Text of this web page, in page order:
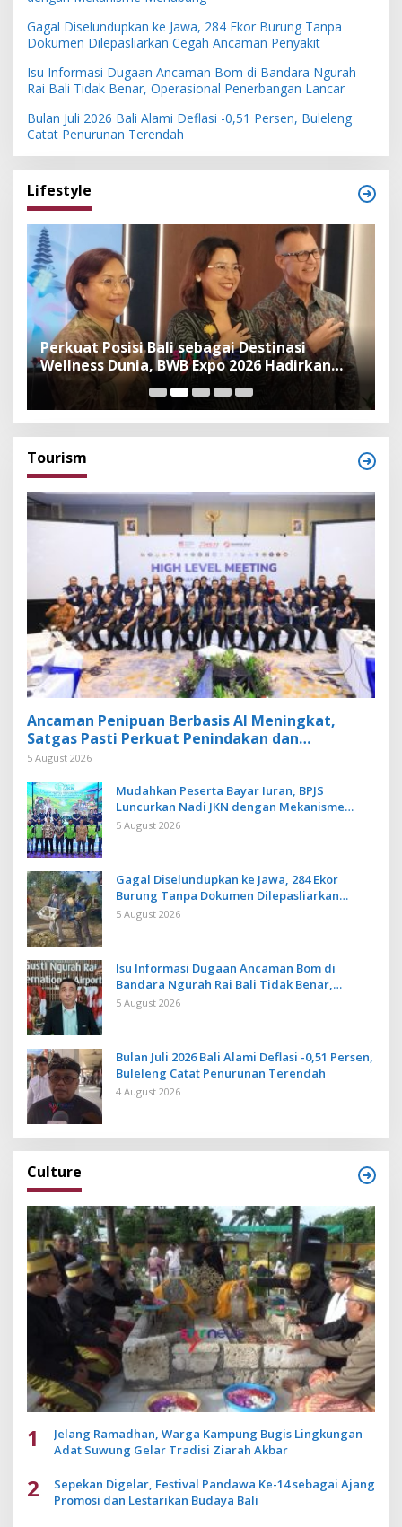
Gagal Diselundupkan ke Jawa, 284 Ekor Burung Tanpa
Dokumen Dilepasliarkan Cegah Ancaman Penyakit
Isu Informasi Dugaan Ancaman Bom di Bandara Ngurah
Rai Bali Tidak Benar, Operasional Penerbangan Lancar
Bulan Juli 2026 Bali Alami Deflasi -0,51 Persen, Buleleng
Catat Penurunan Terendah
Lifestyle
Perkuat Posisi Bali sebagai Destinasi
Wellness Dunia, BWB Expo 2026 Hadirkan
Exhibitor Nasional dan Global
Tourism
Ancaman Penipuan Berbasis AI Meningkat,
Satgas Pasti Perkuat Penindakan dan
Pengembangan Aplikasi Anti Penipuan
5 August 2026
Mudahkan Peserta Bayar Iuran, BPJS
Luncurkan Nadi JKN dengan Mekanisme
Menabung
5 August 2026
Gagal Diselundupkan ke Jawa, 284 Ekor
Burung Tanpa Dokumen Dilepasliarkan
Cegah Ancaman Penyakit
5 August 2026
Isu Informasi Dugaan Ancaman Bom di
Bandara Ngurah Rai Bali Tidak Benar,
Operasional Penerbangan Lancar
5 August 2026
Bulan Juli 2026 Bali Alami Deflasi -0,51 Persen,
Buleleng Catat Penurunan Terendah
4 August 2026
Culture
1
Jelang Ramadhan, Warga Kampung Bugis Lingkungan
Adat Suwung Gelar Tradisi Ziarah Akbar
2
Sepekan Digelar, Festival Pandawa Ke-14 sebagai Ajang
Promosi dan Lestarikan Budaya Bali